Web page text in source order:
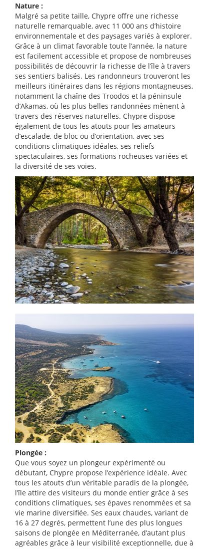
Nature :
Malgré sa petite taille, Chypre offre une richesse
naturelle remarquable, avec 11 000 ans d’histoire
environnementale et des paysages variés à explorer.
Grâce à un climat favorable toute l’année, la nature
est facilement accessible et propose de nombreuses
possibilités de découvrir la richesse de l’île à travers
ses sentiers balisés. Les randonneurs trouveront les
meilleurs itinéraires dans les régions montagneuses,
notamment la chaîne des Troodos et la péninsule
d’Akamas, où les plus belles randonnées mènent à
travers des réserves naturelles. Chypre dispose
également de tous les atouts pour les amateurs
d’escalade, de bloc ou d’orientation, avec ses
conditions climatiques idéales, ses reliefs
spectaculaires, ses formations rocheuses variées et
la diversité de ses voies.
Plongée :
Que vous soyez un plongeur expérimenté ou
débutant, Chypre propose l’expérience idéale. Avec
tous les atouts d’un véritable paradis de la plongée,
l’île attire des visiteurs du monde entier grâce à ses
conditions climatiques, ses épaves renommées et sa
vie marine diversifiée. Ses eaux chaudes, variant de
16 à 27 degrés, permettent l’une des plus longues
saisons de plongée en Méditerranée, d’autant plus
agréables grâce à leur visibilité exceptionnelle, due à